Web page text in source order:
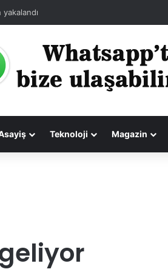
Teknoloji Magazin